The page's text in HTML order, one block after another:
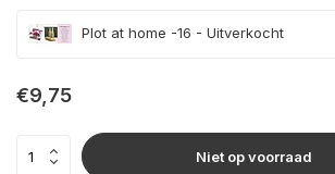
Plot at home -16 - Uitverkocht
€9,75
Niet op voorraad